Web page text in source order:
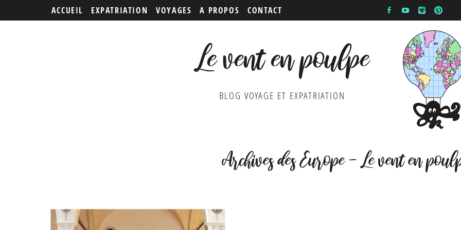
ACCUEIL EXPATRIATION VOYAGES A PROPOS CONTACT
Le vent en poulpe
BLOG VOYAGE ET EXPATRIATION
Archives des Europe - Le vent en